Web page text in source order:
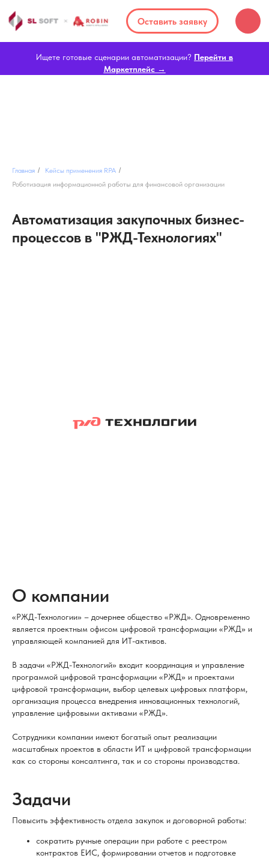
Оставить заявку
Ищете готовые сценарии автоматизации? Перейти в
Маркетплейс →
Главная / Кейсы применения RPA /
Роботизация информационной работы для финансовой организации
Автоматизация закупочных бизнес-
процессов в "РЖД-Технологиях"
О компании
«РЖД-Технологии» – дочернее общество «РЖД». Одновременно
является проектным офисом цифровой трансформации «РЖД» и
управляющей компанией для ИТ-активов.
В задачи «РЖД-Технологий» входит координация и управление
программой цифровой трансформации «РЖД» и проектами
цифровой трансформации, выбор целевых цифровых платформ,
организация процесса внедрения инновационных технологий,
управление цифровыми активами «РЖД».
Сотрудники компании имеют богатый опыт реализации
масштабных проектов в области ИТ и цифровой трансформации
как со стороны консалтинга, так и со стороны производства.
Задачи
Повысить эффективность отдела закупок и договорной работы:
сократить ручные операции при работе с реестром
контрактов ЕИС, формировании отчетов и подготовке